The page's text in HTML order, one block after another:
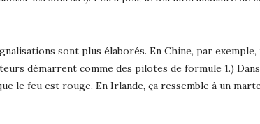
sont plus élaborés. En Chine, par
démarrent comme des pilotes de formule 1.)
le feu est rouge. En Irlande, ça ressemble à un